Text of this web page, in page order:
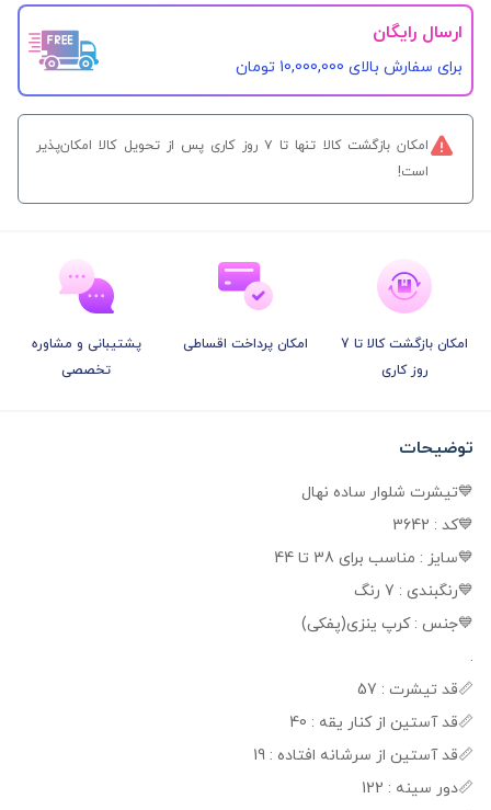
ارسال رایگان
برای سفارش‌ بالای 10,000,000 تومان
امکان بازگشت کالا تنها تا ۷ روز کاری پس از تحویل کالا امکان‌پذیر
است!
امکان بازگشت کالا تا 7
روز کاری
امکان پرداخت اقساطی
پشتیبانی و مشاوره
تخصصی
توضیحات
💙تیشرت شلوار ساده نهال
💙کد : 3642
💙سایز : مناسب برای 38 تا 44
💙رنگبندی : 7 رنگ
💙جنس : کرپ ینزی(پفکی)
.
📏قد تیشرت : 57
📏قد آستین از کنار یقه : 40
📏قد آستین از سرشانه افتاده : 19
📏دور سینه : 122